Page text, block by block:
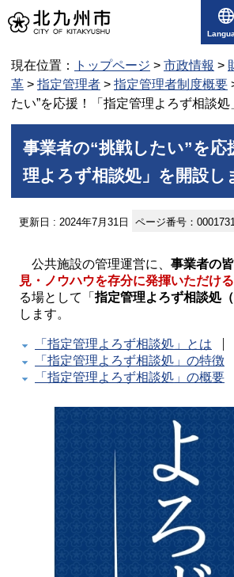
現在位置： トップページ > 市政情報 >
革 > 指定管理者 > 指定管理者制度概要
たい”を応援！「指定管理よろず相談
事業者の“挑戦したい”を応
理よろず相談処」を開設し
更新日 : 2024年7月31日 ページ番号：
公共施設の管理運営に、 事業者の
見・ノウハウを存分に発揮いただけ
る場として「指定管理よろず相談処（
します。
「指定管理よろず相談処」とは
「指定管理よろず相談処」の特徴
「指定管理よろず相談処」の概要